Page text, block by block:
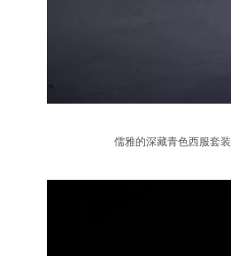
儒雅的深藏青色西服套